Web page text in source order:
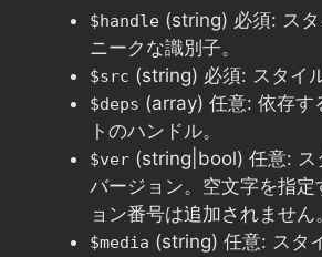
$handle (string) 必須: ス
ニークな識別子。
$src (string) 必須: スタイ
$deps (array) 任意: 依存す
トのハンドル。
$ver (string|bool) 任意: ス
バージョン。空文字を指定
ョン番号は追加されません。
$media (string) 任意: スタ